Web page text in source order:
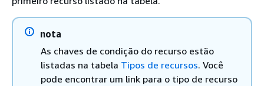
nota
As chaves de condição do recurso estão
listadas na tabela Tipos de recursos. Você
pode encontrar um link para o tipo de recurso